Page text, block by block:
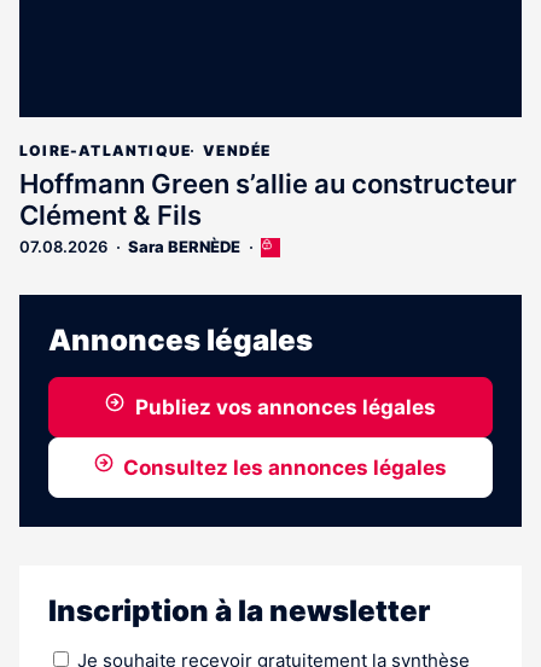
LOIRE-ATLANTIQUE VENDÉE
Hoffmann Green s’allie au constructeur
Clément & Fils
07.08.2026 Sara BERNÈDE
Cet
est
aux
Annonces légales
Publiez vos annonces légales
Consultez les annonces légales
Inscription à la newsletter
Je souhaite recevoir gratuitement la synthèse